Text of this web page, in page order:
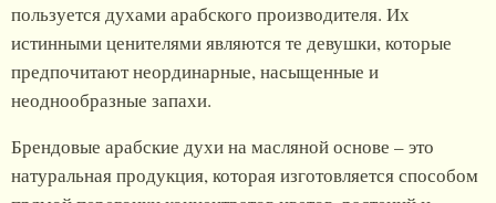
пользуется духами арабского производителя. Их
истинными ценителями являются те девушки, которые
предпочитают неординарные, насыщенные и
неоднообразные запахи.
Брендовые арабские духи на масляной основе – это
натуральная продукция, которая изготовляется способом